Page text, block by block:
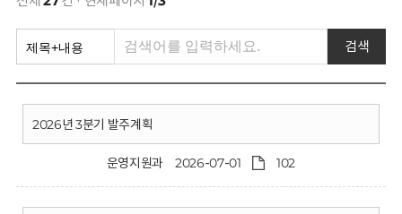
위
원
회
검색
2026년 3분기 발주계획
운영지원과 2026-07-01 102